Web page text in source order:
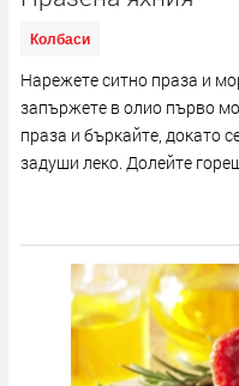
Колбаси
Нарежете ситно праза и
запържете в олио първо
праза и бъркайте, докато
задуши леко. Долейте